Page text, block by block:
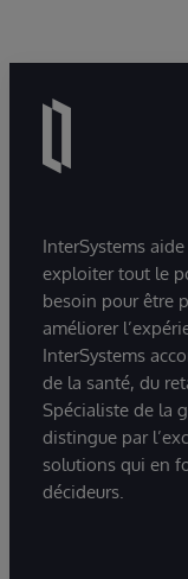
InterSystems
exploiter tout le
besoin pour être
améliorer
InterSystems
de la santé, du
Spécialiste de la
distingue par
solutions qui en
décideurs.